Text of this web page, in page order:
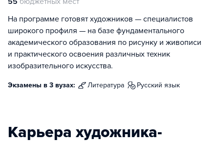
На программе готовят художников — специалистов
широкого профиля — на базе фундаментального
академического образования по рисунку и живописи
и практического освоения различных техник
изобразительного искусства.
Экзамены в 3 вузах: литература русский язык
Карьера художника-